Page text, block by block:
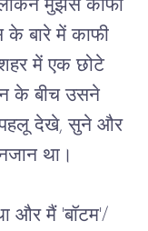
मुझसे काफी
बारे में काफी
शहर में एक छोटे
के बीच उसने
देखे, सुने और
था।
और मैं 'बॉटम'/